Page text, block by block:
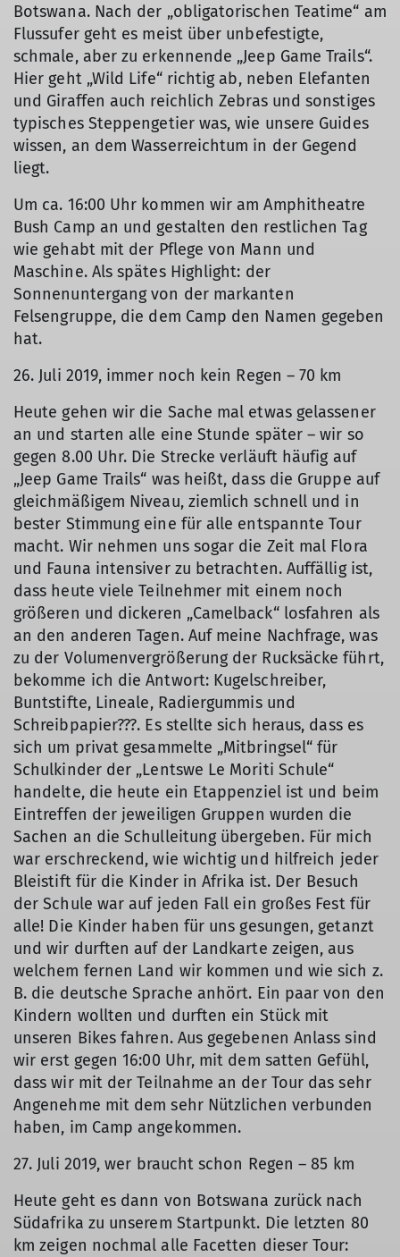
Botswana. Nach der „obligatorischen Teatime“ am
Flussufer geht es meist über unbefestigte,
schmale, aber zu erkennende „Jeep Game Trails“.
Hier geht „Wild Life“ richtig ab, neben Elefanten
und Giraffen auch reichlich Zebras und sonstiges
typisches Steppengetier was, wie unsere Guides
wissen, an dem Wasserreichtum in der Gegend
liegt.
Um ca. 16:00 Uhr kommen wir am Amphitheatre
Bush Camp an und gestalten den restlichen Tag
wie gehabt mit der Pflege von Mann und
Maschine. Als spätes Highlight: der
Sonnenuntergang von der markanten
Felsengruppe, die dem Camp den Namen gegeben
hat.
26. Juli 2019, immer noch kein Regen – 70 km
Heute gehen wir die Sache mal etwas gelassener
an und starten alle eine Stunde später – wir so
gegen 8.00 Uhr. Die Strecke verläuft häufig auf
„Jeep Game Trails“ was heißt, dass die Gruppe auf
gleichmäßigem Niveau, ziemlich schnell und in
bester Stimmung eine für alle entspannte Tour
macht. Wir nehmen uns sogar die Zeit mal Flora
und Fauna intensiver zu betrachten. Auffällig ist,
dass heute viele Teilnehmer mit einem noch
größeren und dickeren „Camelback“ losfahren als
an den anderen Tagen. Auf meine Nachfrage, was
zu der Volumenvergrößerung der Rucksäcke führt,
bekomme ich die Antwort: Kugelschreiber,
Buntstifte, Lineale, Radiergummis und
Schreibpapier???. Es stellte sich heraus, dass es
sich um privat gesammelte „Mitbringsel“ für
Schulkinder der „Lentswe Le Moriti Schule“
handelte, die heute ein Etappenziel ist und beim
Eintreffen der jeweiligen Gruppen wurden die
Sachen an die Schulleitung übergeben. Für mich
war erschreckend, wie wichtig und hilfreich jeder
Bleistift für die Kinder in Afrika ist. Der Besuch
der Schule war auf jeden Fall ein großes Fest für
alle! Die Kinder haben für uns gesungen, getanzt
und wir durften auf der Landkarte zeigen, aus
welchem fernen Land wir kommen und wie sich z.
B. die deutsche Sprache anhört. Ein paar von den
Kindern wollten und durften ein Stück mit
unseren Bikes fahren. Aus gegebenen Anlass sind
wir erst gegen 16:00 Uhr, mit dem satten Gefühl,
dass wir mit der Teilnahme an der Tour das sehr
Angenehme mit dem sehr Nützlichen verbunden
haben, im Camp angekommen.
27. Juli 2019, wer braucht schon Regen – 85 km
Heute geht es dann von Botswana zurück nach
Südafrika zu unserem Startpunkt. Die letzten 80
km zeigen nochmal alle Facetten dieser Tour: